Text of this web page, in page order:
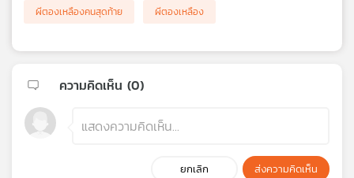
ผีตองเหลืองคนสุดท้าย
ผีตองเหลือง
ความคิดเห็น (0)
ยกเลิก ส่งความคิดเห็น